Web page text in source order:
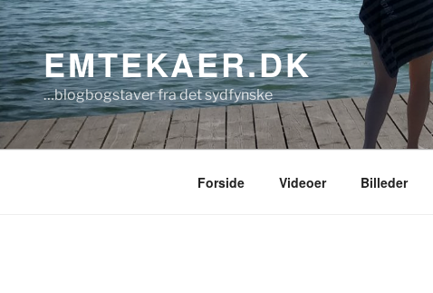
Videre
til
indholdEMTEKAER.DK
…blogbogstaver fra det sydfynske
Forside Videoer Billeder